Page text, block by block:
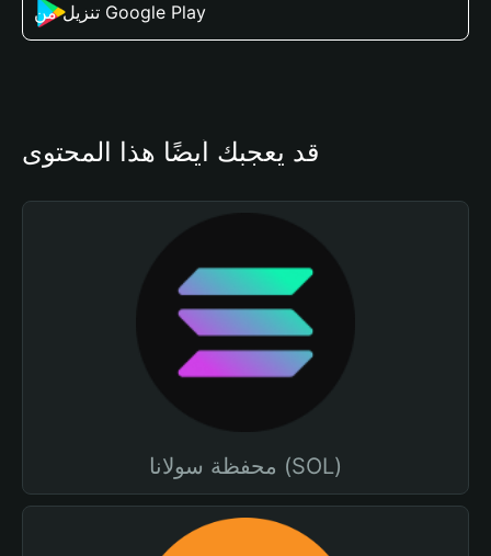
تنزيل من Google Play
قد يعجبك أيضًا هذا المحتوى
محفظة سولانا (SOL)